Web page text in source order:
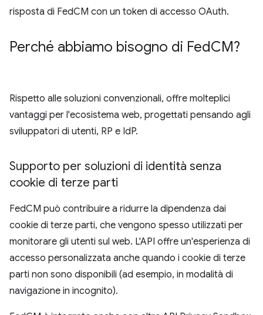
risposta di FedCM con un token di accesso OAuth.
Perché abbiamo bisogno di FedCM?
Rispetto alle soluzioni convenzionali, offre molteplici
vantaggi per l'ecosistema web, progettati pensando agli
sviluppatori di utenti, RP e IdP.
Supporto per soluzioni di identità senza
cookie di terze parti
FedCM può contribuire a ridurre la dipendenza dai
cookie di terze parti, che vengono spesso utilizzati per
monitorare gli utenti sul web. L'API offre un'esperienza di
accesso personalizzata anche quando i cookie di terze
parti non sono disponibili (ad esempio, in modalità di
navigazione in incognito).